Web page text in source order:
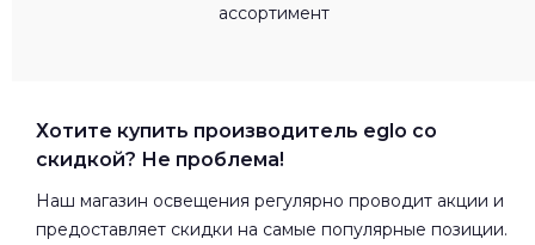
ассортимент
Хотите купить производитель eglo со
скидкой? Не проблема!
Наш магазин освещения регулярно проводит акции и
предоставляет скидки на самые популярные позиции.